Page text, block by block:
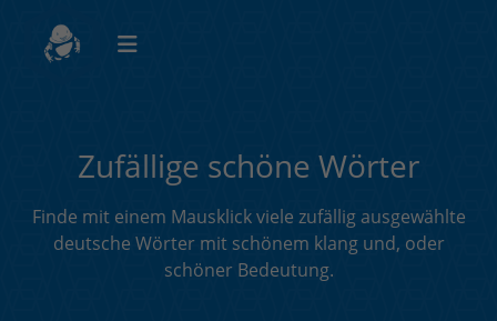
Zufällige schöne Wörter
Finde mit einem Mausklick viele zufällig ausgewählte
deutsche Wörter mit schönem klang und, oder
schöner Bedeutung.